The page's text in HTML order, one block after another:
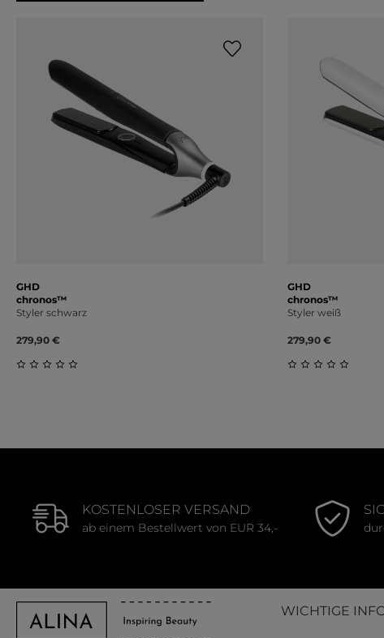
GHD
chronos™
Styler schwarz
279,90 €
GHD
chronos™
Styler weiß
279,90 €
KOSTENLOSER VERSAND
ab einem Bestellwert von EUR 34,-
WICHTIGE